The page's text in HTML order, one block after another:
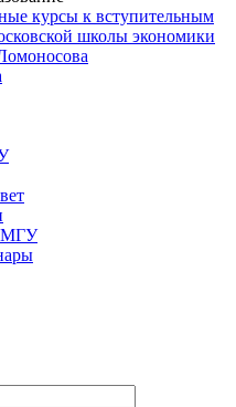
курсы к вступительным
школы экономики
МГУ